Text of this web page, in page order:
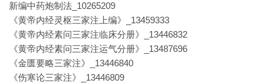
新编中药炮制法_10265209
《黄帝内经灵枢三家注上编》_13459333
《黄帝内经素问三家注临床分册》_13446832
《黄帝内经素问三家注运气分册》_13487696
《金匮要略三家注》_13446840
《伤寒论三家注》_13446809